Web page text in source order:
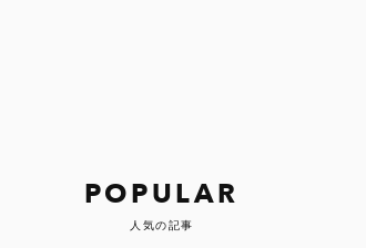
POPULAR
人気の記事